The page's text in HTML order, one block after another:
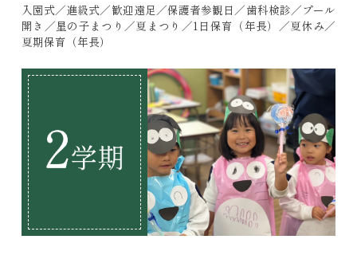
入園式／進級式／歓迎遠足／保護者参観日／歯科検診／プール
開き／星の子まつり／夏まつり／1日保育（年長）／夏休み／
夏期保育（年長）